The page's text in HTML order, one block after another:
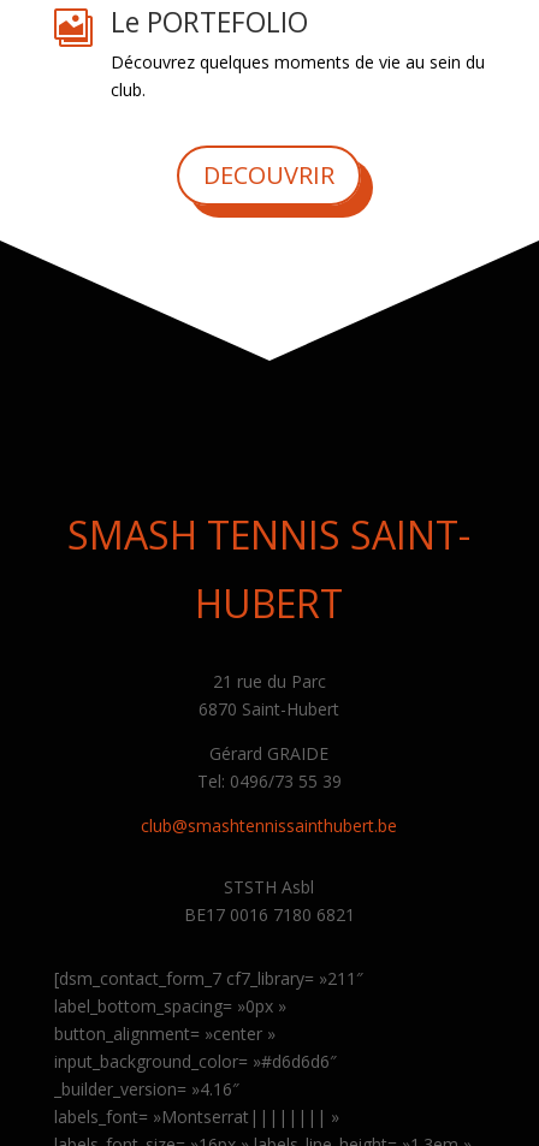
 Le PORTEFOLIO
Découvrez quelques moments de vie au sein du
club.
DECOUVRIR
SMASH TENNIS SAINT-
HUBERT
21 rue du Parc
6870 Saint-Hubert
Gérard GRAIDE
Tel: 0496/73 55 39
club@smashtennissainthubert.be
STSTH Asbl
BE17 0016 7180 6821
[dsm_contact_form_7 cf7_library= »211″
label_bottom_spacing= »0px »
button_alignment= »center »
input_background_color= »#d6d6d6″
_builder_version= »4.16″
labels_font= »Montserrat|||||||| »